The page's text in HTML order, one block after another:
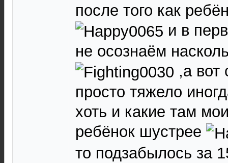
после того как
и в
не осознаём
,а вот
просто тяжело
хоть и какие там
ребёнок шустрее
то подзабылось за